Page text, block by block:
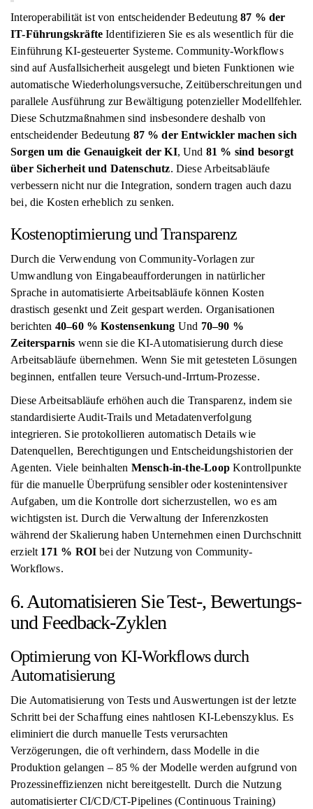
Interoperabilität ist von entscheidender Bedeutung87 % der
IT-Führungskräfte Identifizieren Sie es als wesentlich für die
Einführung KI-gesteuerter Systeme. Community-Workflows
sind auf Ausfallsicherheit ausgelegt und bieten Funktionen wie
automatische Wiederholungsversuche, Zeitüberschreitungen und
parallele Ausführung zur Bewältigung potenzieller Modellfehler.
Diese Schutzmaßnahmen sind insbesondere deshalb von
entscheidender Bedeutung 87 % der Entwickler machen sich
Sorgen um die Genauigkeit der KI, Und 81 % sind besorgt
über Sicherheit und Datenschutz. Diese Arbeitsabläufe
verbessern nicht nur die Integration, sondern tragen auch dazu
bei, die Kosten erheblich zu senken.
Kostenoptimierung und Transparenz
Durch die Verwendung von Community-Vorlagen zur
Umwandlung von Eingabeaufforderungen in natürlicher
Sprache in automatisierte Arbeitsabläufe können Kosten
drastisch gesenkt und Zeit gespart werden. Organisationen
berichten 40–60 % Kostensenkung Und 70–90 %
Zeitersparnis wenn sie die KI-Automatisierung durch diese
Arbeitsabläufe übernehmen. Wenn Sie mit getesteten Lösungen
beginnen, entfallen teure Versuch-und-Irrtum-Prozesse.
Diese Arbeitsabläufe erhöhen auch die Transparenz, indem sie
standardisierte Audit-Trails und Metadatenverfolgung
integrieren. Sie protokollieren automatisch Details wie
Datenquellen, Berechtigungen und Entscheidungshistorien der
Agenten. Viele beinhalten Mensch-in-the-LoopKontrollpunkte
für die manuelle Überprüfung sensibler oder kostenintensiver
Aufgaben, um die Kontrolle dort sicherzustellen, wo es am
wichtigsten ist. Durch die Verwaltung der Inferenzkosten
während der Skalierung haben Unternehmen einen Durchschnitt
erzielt 171 % ROI bei der Nutzung von Community-
Workflows.
6. Automatisieren Sie Test-, Bewertungs-
und Feedback-Zyklen
Optimierung von KI-Workflows durch
Automatisierung
Die Automatisierung von Tests und Auswertungen ist der letzte
Schritt bei der Schaffung eines nahtlosen KI-Lebenszyklus. Es
eliminiert die durch manuelle Tests verursachten
Verzögerungen, die oft verhindern, dass Modelle in die
Produktion gelangen – 85 % der Modelle werden aufgrund von
Prozessineffizienzen nicht bereitgestellt. Durch die Nutzung
automatisierter CI/CD/CT-Pipelines (Continuous Training)